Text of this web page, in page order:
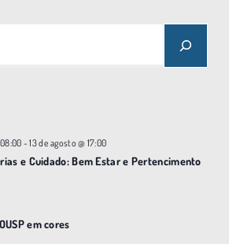
-13 de agosto @ 17:00
e Cuidado: Bem Estar e Pertencimento
em cores